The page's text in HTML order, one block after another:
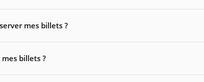
mes billets ?
billets ?